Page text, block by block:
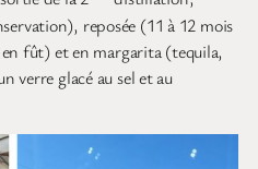
reposée (11 à 12 mois
fût) et en margarita (tequila,
verre glacé au sel et au